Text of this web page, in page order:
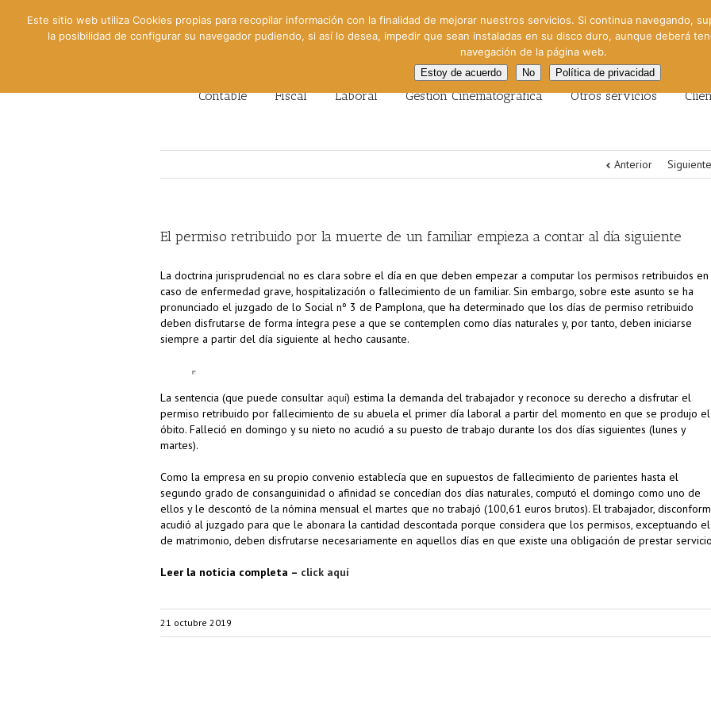
Contable Fiscal Laboral Gestión Cinematográfica Otros servicios
Anterior Siguiente
El permiso retribuido por la muerte de un familiar empieza a contar al día siguiente
La doctrina jurisprudencial no es clara sobre el día en que deben empezar a computar los permisos retribuidos en
caso de enfermedad grave, hospitalización o fallecimiento de un familiar. Sin embargo, sobre este asunto se ha
pronunciado el juzgado de lo Social nº 3 de Pamplona, que ha determinado que los días de permiso retribuido
deben disfrutarse de forma íntegra pese a que se contemplen como días naturales y, por tanto, deben iniciarse
siempre a partir del día siguiente al hecho causante.
La sentencia (que puede consultar aquí) estima la demanda del trabajador y reconoce su derecho a disfrutar el
permiso retribuido por fallecimiento de su abuela el primer día laboral a partir del momento en que se produjo el
óbito. Falleció en domingo y su nieto no acudió a su puesto de trabajo durante los dos días siguientes (lunes y
martes).
Como la empresa en su propio convenio establecía que en supuestos de fallecimiento de parientes hasta el
segundo grado de consanguinidad o afinidad se concedían dos días naturales, computó el domingo como uno de
ellos y le descontó de la nómina mensual el martes que no trabajó (100,61 euros brutos). El trabajador,
acudió al juzgado para que le abonara la cantidad descontada porque considera que los permisos, exceptuando el
de matrimonio, deben disfrutarse necesariamente en aquellos días en que existe una obligación de prestar
Leer la noticia completa – click aquí
21 octubre 2019
Este sitio web utiliza Cookies propias para recopilar información con la finalidad de mejorar nuestros servicios. Si continua navegando,
la posibilidad de configurar su navegador pudiendo, si así lo desea, impedir que sean instaladas en su disco duro, aunque deberá
navegación de la página web.
Estoy de acuerdo No Política de privacidad